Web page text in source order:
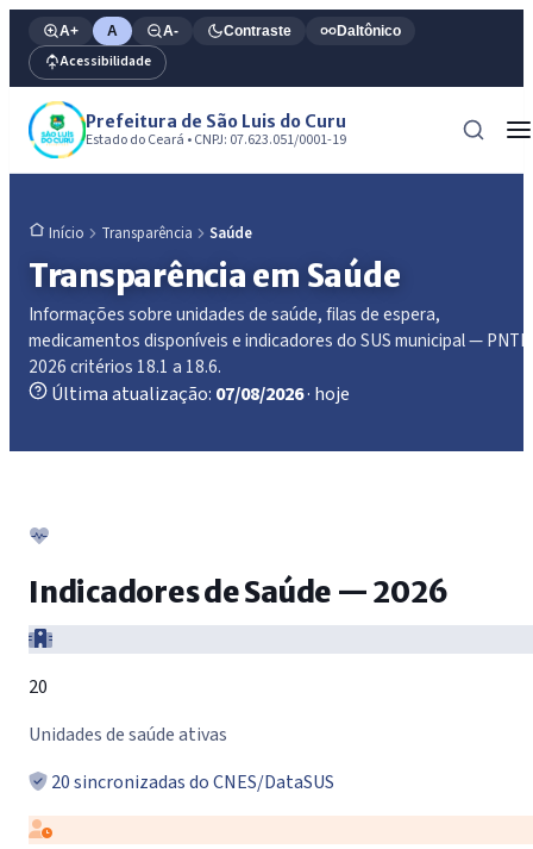
A+ A A- Contraste Daltônico
Acessibilidade
Prefeitura de São Luis do Curu
Estado do Ceará • CNPJ: 07.623.051/0001-19
Início Transparência Saúde
Transparência em Saúde
Informações sobre unidades de saúde, filas de espera,
medicamentos disponíveis e indicadores do SUS municipal — PNTP
2026 critérios 18.1 a 18.6.
Última atualização: 07/08/2026· hoje
Indicadores de Saúde — 2026
20
Unidades de saúde ativas
20 sincronizadas do CNES/DataSUS